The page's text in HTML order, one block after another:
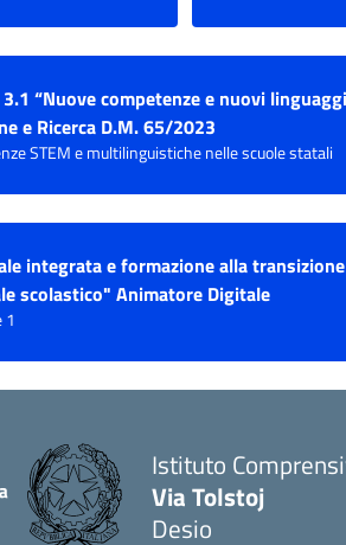
“Nuove competenze e nuovi
e Ricerca D.M. 65/2023
STEM e multilinguistiche nelle scuole statali
integrata e formazione alla transizione
scolastico" Animatore Digitale
1
Istituto
Via Tolstoj
Desio